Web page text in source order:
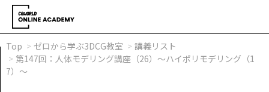
Top ゼロから学ぶ3DCG教室
講義リスト
第147回：人体モデリング講座（26）～ハイポリモデリング（1
7）～